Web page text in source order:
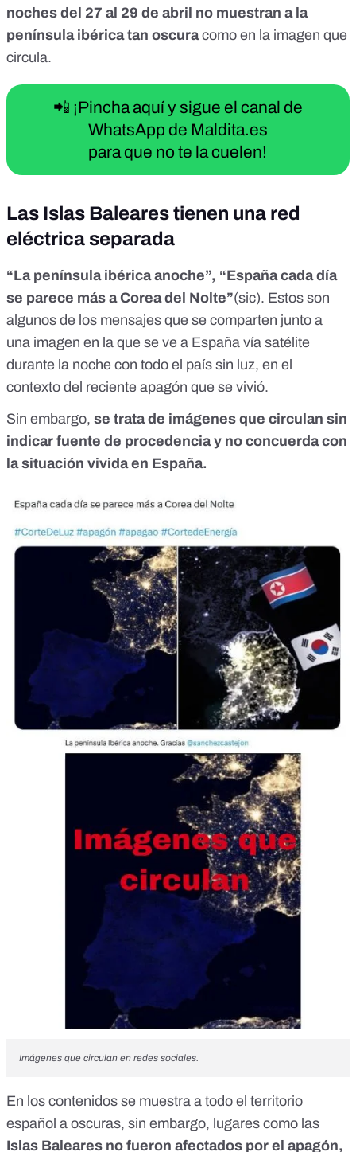
noches del 27 al 29 de abril no muestran a la
península ibérica tan oscuracomo en la imagen que
circula.
📲 ¡Pincha aquí y sigue el canal de
WhatsApp de Maldita.es
para que no te la cuelen!
Las Islas Baleares tienen una red
eléctrica separada
“La península ibérica anoche”, “España cada día
se parece más a Corea del Nolte”(sic). Estos son
algunos de los mensajes que se comparten junto a
una imagen en la que se ve a España vía satélite
durante la noche con todo el país sin luz, en el
contexto del reciente apagón que se vivió.
Sin embargo, se trata de imágenes que circulan sin
indicar fuente de procedencia y no concuerda con
la situación vivida en España.
Imágenes que circulan en redes sociales.
En los contenidos se muestra a todo el territorio
español a oscuras, sin embargo, lugares como las
Islas Baleares no fueron afectados por el apagón,